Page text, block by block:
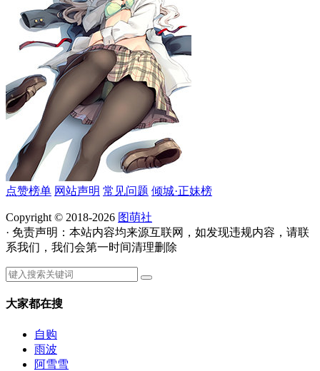
点赞榜单 网站声明 常见问题 倾城·正妹榜
Copyright © 2018-2026 图萌社
· 免责声明：本站内容均来源互联网，如发现违规内容，请联
系我们，我们会第一时间清理删除
大家都在搜
自购
雨波
阿雪雪